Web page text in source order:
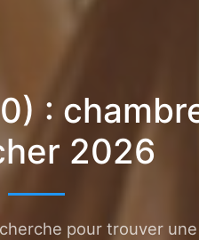
:
2026
pour trouver